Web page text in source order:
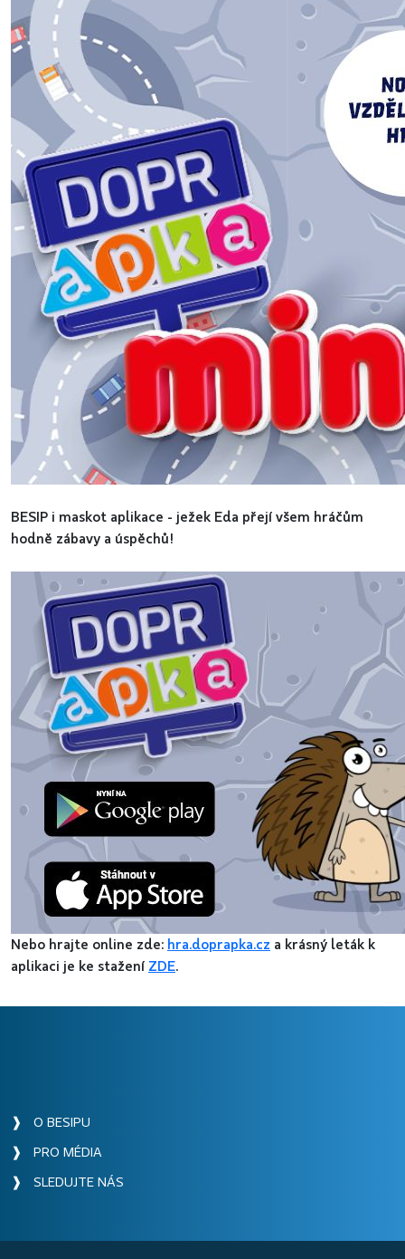
BESIP i maskot aplikace - ježek Eda přejí všem hráčům
hodně zábavy a úspěchů!
Nebo hrajte online zde: hra.doprapka.cz a krásný leták k
aplikaci je ke stažení ZDE.
❱ O BESIPU
❱ PRO MÉDIA
❱ SLEDUJTE NÁS